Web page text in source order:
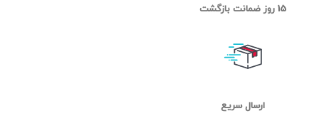
15 روز ضمانت بازگشت
ارسال سریع